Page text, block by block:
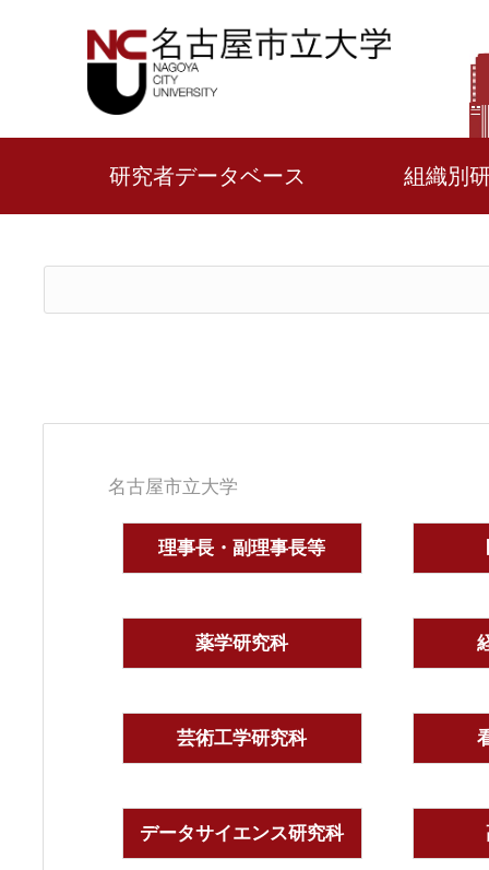
研究者データベース 組織別
名古屋市立大学
理事長・副理事長等
薬学研究科
芸術工学研究科
データサイエンス研究科